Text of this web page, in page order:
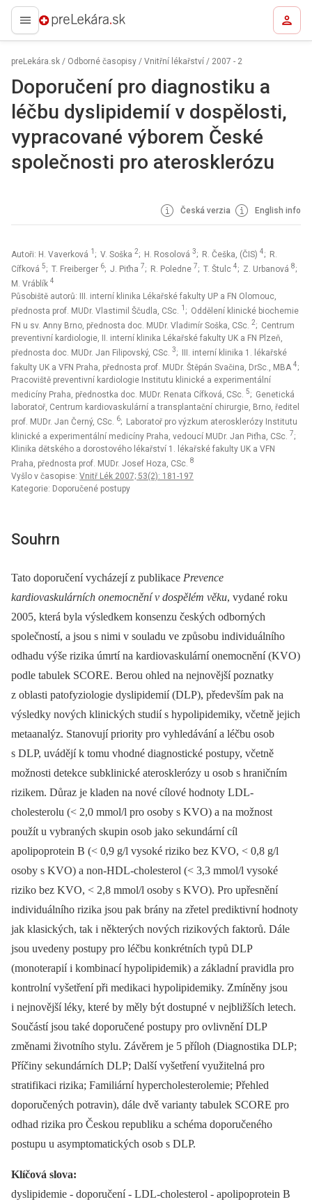
preLekára.sk
preLekára.sk / Odborné časopisy / Vnitřní lékařství / 2007 - 2
Doporučení pro diagnostiku a
léčbu dyslipidemií v dospělosti,
vypracované výborem České
společnosti pro aterosklerózu
Česká verzia English info
Autoři: H. Vaverková 1 ; V. Soška 2; H. Rosolová 3; R. Češka, (ČIS) 4; R.
Cífková 5; T. Freiberger 6; J. Piťha 7; R. Poledne 7; T. Štulc 4; Z. Urbanová 8;
M. Vráblík 4
Působiště autorů: III. interní klinika Lékařské fakulty UP a FN Olomouc,
přednosta prof. MUDr. Vlastimil Ščudla, CSc. 1 ; Oddělení klinické biochemie
FN u sv. Anny Brno, přednosta doc. MUDr. Vladimír Soška, CSc. 2; Centrum
preventivní kardiologie, II. interní klinika Lékařské fakulty UK a FN Plzeň,
přednosta doc. MUDr. Jan Filipovský, CSc. 3; III. interní klinika 1. lékařské
fakulty UK a VFN Praha, přednosta prof. MUDr. Štěpán Svačina, DrSc., MBA 4;
Pracoviště preventivní kardiologie Institutu klinické a experimentální
medicíny Praha, přednostka doc. MUDr. Renata Cífková, CSc. 5; Genetická
laboratoř, Centrum kardiovaskulární a transplantační chirurgie, Brno, ředitel
prof. MUDr. Jan Černý, CSc. 6; Laboratoř pro výzkum aterosklerózy Institutu
klinické a experimentální medicíny Praha, vedoucí MUDr. Jan Piťha, CSc. 7;
Klinika dětského a dorostového lékařství 1. lékařské fakulty UK a VFN
Praha, přednosta prof. MUDr. Josef Hoza, CSc. 8
Vyšlo v časopise: Vnitř Lék 2007; 53(2): 181-197
Kategorie: Doporučené postupy
Souhrn
Tato doporučení vycházejí z publikace Prevence
kardiovaskulárních onemocnění v dospělém věku, vydané roku
2005, která byla výsledkem konsenzu českých odborných
společností, a jsou s nimi v souladu ve způsobu individuálního
odhadu výše rizika úmrtí na kardiovaskulární onemocnění (KVO)
podle tabulek SCORE. Berou ohled na nejnovější poznatky
z oblasti patofyziologie dyslipidemií (DLP), především pak na
výsledky nových klinických studií s hypolipidemiky, včetně jejich
metaanalýz. Stanovují priority pro vyhledávání a léčbu osob
s DLP, uvádějí k tomu vhodné diagnostické postupy, včetně
možnosti detekce subklinické aterosklerózy u osob s hraničním
rizikem. Důraz je kladen na nové cílové hodnoty LDL-
cholesterolu (< 2,0 mmol/l pro osoby s KVO) a na možnost
použít u vybraných skupin osob jako sekundární cíl
apolipoprotein B (< 0,9 g/l vysoké riziko bez KVO, < 0,8 g/l
osoby s KVO) a non-HDL-cholesterol (< 3,3 mmol/l vysoké
riziko bez KVO, < 2,8 mmol/l osoby s KVO). Pro upřesnění
individuálního rizika jsou pak brány na zřetel prediktivní hodnoty
jak klasických, tak i některých nových rizikových faktorů. Dále
jsou uvedeny postupy pro léčbu konkrétních typů DLP
(monoterapií i kombinací hypolipidemik) a základní pravidla pro
kontrolní vyšetření při medikaci hypolipidemiky. Zmíněny jsou
i nejnovější léky, které by měly být dostupné v nejbližších letech.
Součástí jsou také doporučené postupy pro ovlivnění DLP
změnami životního stylu. Závěrem je 5 příloh (Diagnostika DLP;
Příčiny sekundárních DLP; Další vyšetření využitelná pro
stratifikaci rizika; Familiární hypercholesterolemie; Přehled
doporučených potravin), dále dvě varianty tabulek SCORE pro
odhad rizika pro Českou republiku a schéma doporučeného
postupu u asymptomatických osob s DLP.
Klíčová slova:
dyslipidemie -⁠ doporučení -⁠ LDL-cholesterol -⁠ apolipoprotein B